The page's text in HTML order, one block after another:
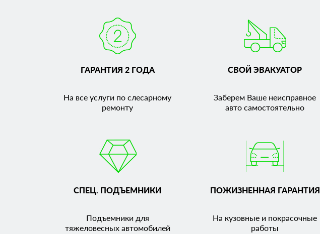
ГАРАНТИЯ 2 ГОДА
На все услуги по слесарному
ремонту
СВОЙ ЭВАКУАТОР
Заберем Ваше неисправное
авто самостоятельно
СПЕЦ. ПОДЪЕМНИКИ
Подъемники для
тяжеловесных автомобилей
ПОЖИЗНЕННАЯ ГАРАНТИЯ
На кузовные и покрасочные
работы